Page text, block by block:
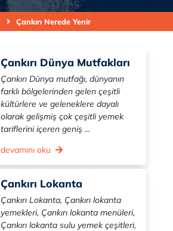
Çankırı Nerede Yenir
Çankırı Dünya Mutfakları
Çankırı Dünya mutfağı, dünyanın
farklı bölgelerinden gelen çeşitli
kültürlere ve geleneklere dayalı
olarak gelişmiş çok çeşitli yemek
tariflerini içeren geniş ...
devamını oku
Çankırı Lokanta
Çankırı Lokanta, Çankırı lokanta
yemekleri, Çankırı lokanta menüleri,
Çankırı lokanta sulu yemek çeşitleri,